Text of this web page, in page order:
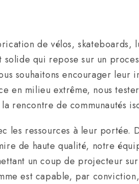
de vélos, skateboards,
qui repose sur un
souhaitons encourager leur
en milieu extrême, nous
rencontre de communautés
les ressources à leur portée.
de haute qualité, notre
un coup de projecteur
est capable, par